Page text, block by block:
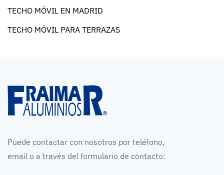
TECHO MÓVIL EN MADRID
TECHO MÓVIL PARA TERRAZAS
Puede contactar con nosotros por teléfono,
email o a través del formulario de contacto: